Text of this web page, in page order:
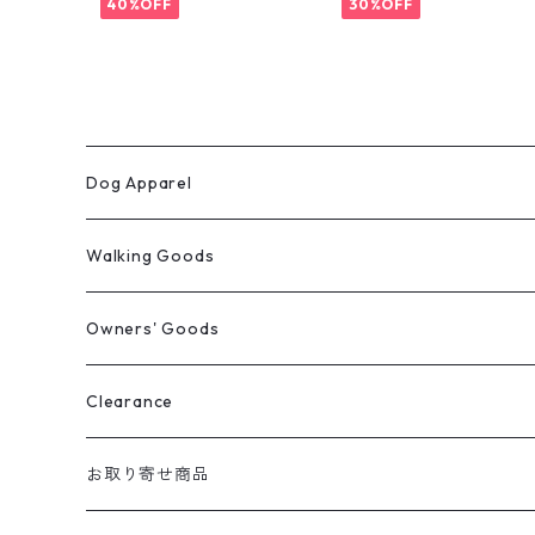
40%OFF 30%OFF
Dog Apparel
ウィンターコート
レインウェア
パーカー
Tシャツ
Walking Goods
リード・首輪・ハーネス
Milltown
Mendota
マナー袋用ケース
マナー袋用ケース
おやつ入れ
Owners' Goods
トートバッグ
Tシャツ
Clearance
お取り寄せ商品